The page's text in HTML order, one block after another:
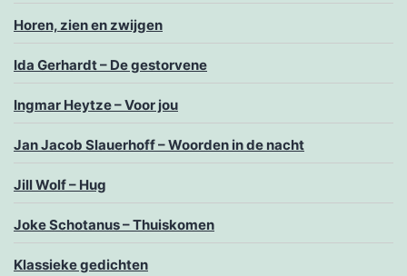
Horen, zien en zwijgen
Ida Gerhardt – De gestorvene
Ingmar Heytze – Voor jou
Jan Jacob Slauerhoff – Woorden in de nacht
Jill Wolf – Hug
Joke Schotanus – Thuiskomen
Klassieke gedichten